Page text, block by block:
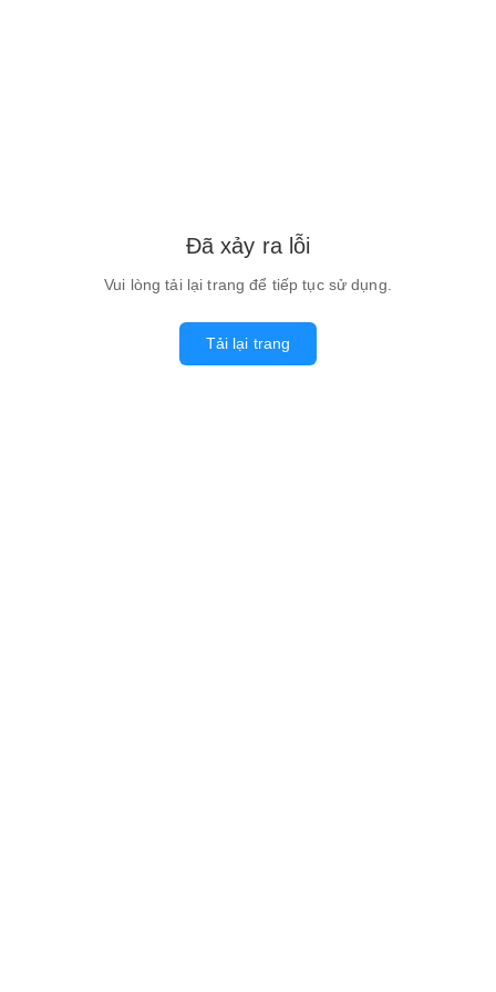
Đã xảy ra lỗi
Vui lòng tải lại trang để tiếp tục sử dụng.
Tải lại trang